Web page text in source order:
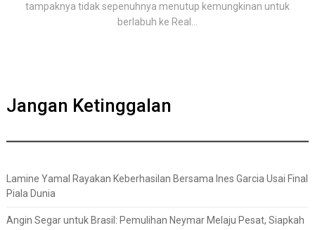
tampaknya tidak sepenuhnya menutup kemungkinan untuk
berlabuh ke Real...
Jangan Ketinggalan
Lamine Yamal Rayakan Keberhasilan Bersama Ines Garcia Usai Final
Piala Dunia
Angin Segar untuk Brasil: Pemulihan Neymar Melaju Pesat, Siapkah